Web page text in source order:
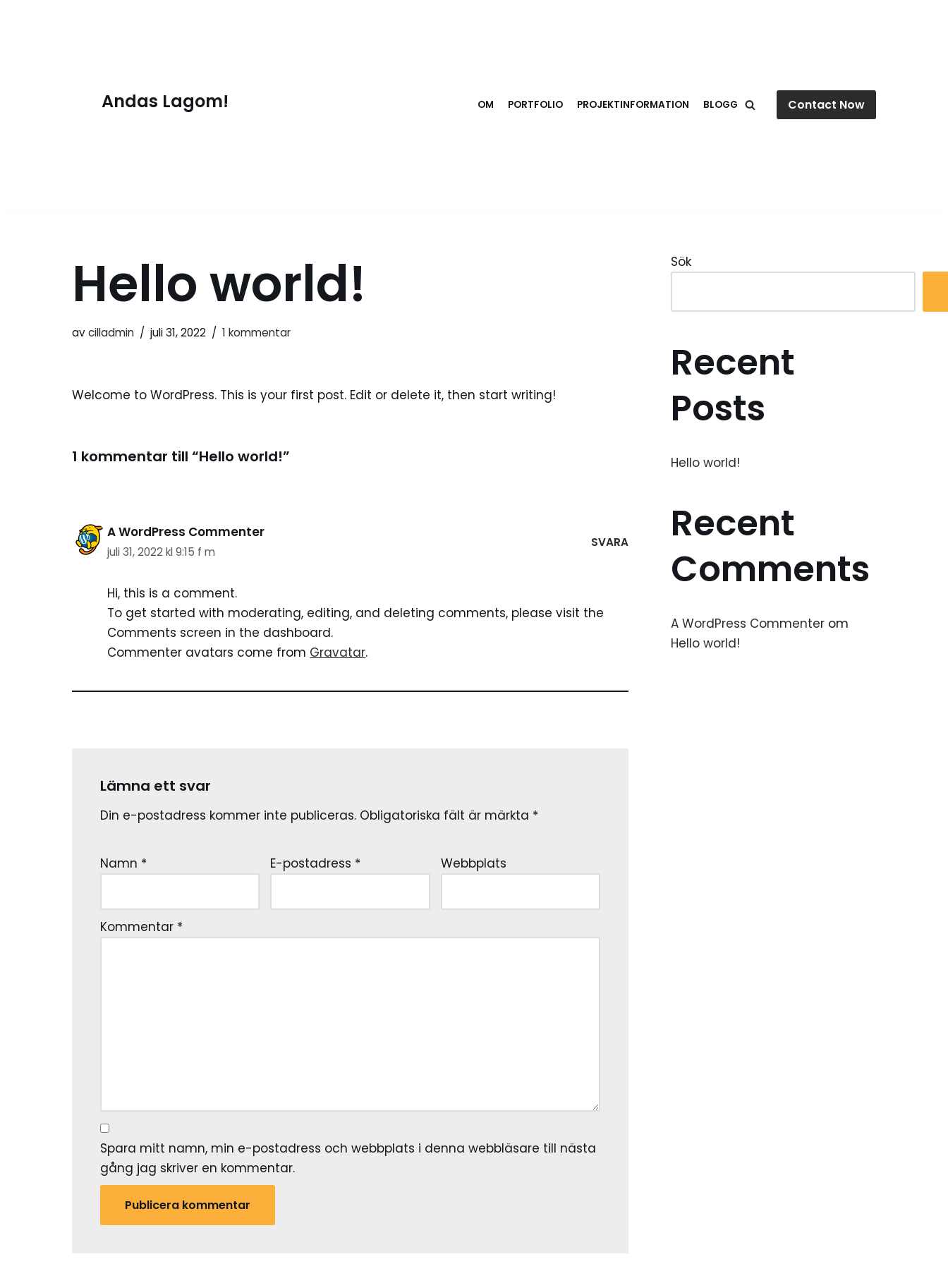
Andas Lagom! OM PORTFOLIO PROJEKTINFORMATION BLOGG Contact Now
Hello world!
avcilladmin juli 31, 2022 1 kommentar
Welcome to WordPress. This is your first post. Edit or delete it, then start writing!
1 kommentar till “Hello world!”
A WordPress Commenter
juli 31, 2022 kl 9:15 f m
SVARA
Hi, this is a comment.
To get started with moderating, editing, and deleting comments, please visit the
Comments screen in the dashboard.
Commenter avatars come from Gravatar.
Lämna ett svar
Din e-postadress kommer inte publiceras. Obligatoriska fält är märkta *
Namn * E-postadress * Webbplats
Kommentar *
Spara mitt namn, min e-postadress och webbplats i denna webbläsare till nästa
gång jag skriver en kommentar.
Sök
Recent
Posts
Hello world!
Recent
Comments
A WordPress Commenter om
Hello world!